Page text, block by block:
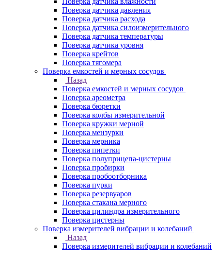
Поверка датчика давления
Поверка датчика расхода
Поверка датчика силоизмерительного
Поверка датчика температуры
Поверка датчика уровня
Поверка крейтов
Поверка тягомера
Поверка емкостей и мерных сосудов
Назад
Поверка емкостей и мерных сосудов
Поверка ареометра
Поверка бюретки
Поверка колбы измерительной
Поверка кружки мерной
Поверка мензурки
Поверка мерника
Поверка пипетки
Поверка полуприцепа-цистерны
Поверка пробирки
Поверка пробоотборника
Поверка пурки
Поверка резервуаров
Поверка стакана мерного
Поверка цилиндра измерительного
Поверка цистерны
Поверка измерителей вибрации и колебаний
Назад
Поверка измерителей вибрации и колебаний